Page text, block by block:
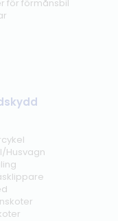
för förmånsbil
Husvagn